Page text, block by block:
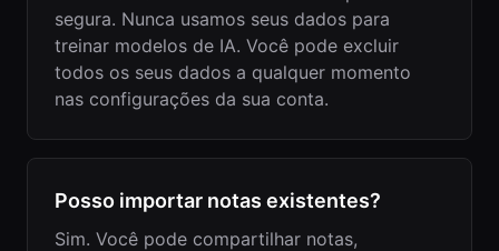
segura. Nunca usamos seus dados para
treinar modelos de IA. Você pode excluir
todos os seus dados a qualquer momento
nas configurações da sua conta.
Posso importar notas existentes?
Sim. Você pode compartilhar notas,